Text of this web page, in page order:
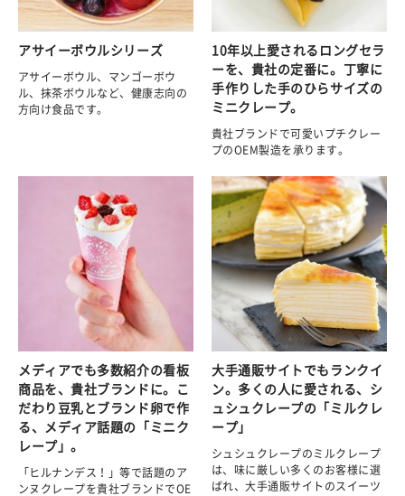
アサイーボウルシリーズ
アサイーボウル、マンゴーボウ
ル、抹茶ボウルなど、健康志向の
方向け食品です。
10年以上愛されるロングセラ
ーを、貴社の定番に。丁寧に
手作りした手のひらサイズの
ミニクレープ。
貴社ブランドで可愛いプチクレー
プのOEM製造を承ります。
メディアでも多数紹介の看板
商品を、貴社ブランドに。こ
だわり豆乳とブランド卵で作
る、メディア話題の「ミニク
レープ」。
「ヒルナンデス！」等で話題のア
ンヌクレープを貴社ブランドでOE
大手通販サイトでもランクイ
ン。多くの人に愛される、シ
ュシュクレープの「ミルクレ
ープ」
シュシュクレープのミルクレープ
は、味に厳しい多くのお客様に選
ばれ、大手通販サイトのスイーツ